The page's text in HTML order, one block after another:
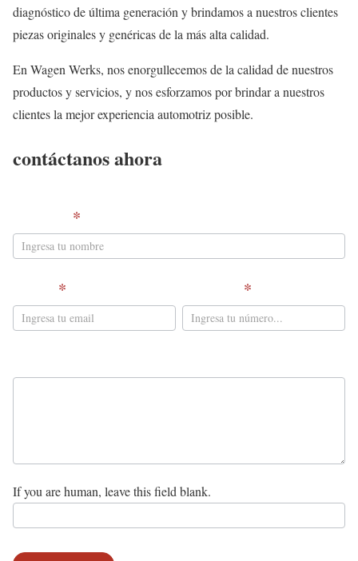
diagnóstico de última generación y brindamos a nuestros clientes
piezas originales y genéricas de la más alta calidad.
En Wagen Werks, nos enorgullecemos de la calidad de nuestros
productos y servicios, y nos esforzamos por brindar a nuestros
clientes la mejor experiencia automotriz posible.
contáctanos ahora
o
n
a
c
*
* *
If you are human, leave this field blank.